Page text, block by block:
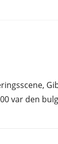
var den